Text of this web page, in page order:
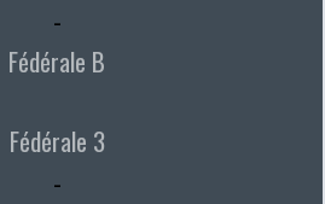
-
Fédérale B
Fédérale 3
-